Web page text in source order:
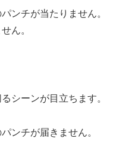
ンチが当たりません。
ん。
シーンが目立ちます。
ンチが届きません。